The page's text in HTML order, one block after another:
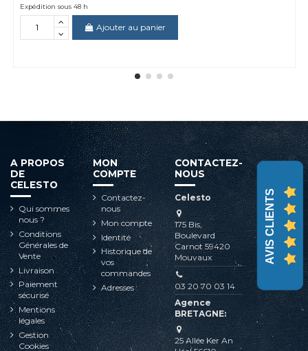
Expédition sous 48 h
Ajouter au panier
A PROPOS
DE
CELESTO
Qui sommes
nous ?
Conditions
Générales de
Vente
Livraison
Paiement
sécurisé
Mentions
légales
Gestion
Cookies
MON
COMPTE
Contactez-
nous
Mon compte
Identité
Historique de
vos
commandes
Adresses
CONTACTEZ-
NOUS
Celesto
175 Bis,
Boulevard
Carnot 59420
Mouvaux
03 20 70 03 14
Agence
BRETAGNE:
25 Allée Ker An
AVIS CLIENTS